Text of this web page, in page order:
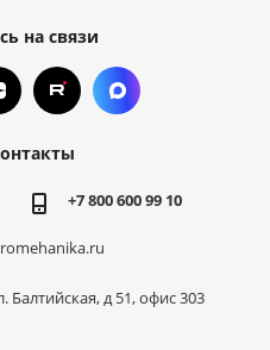
на связи
+7 800 600 99 10
Балтийская, д 51, офис 303